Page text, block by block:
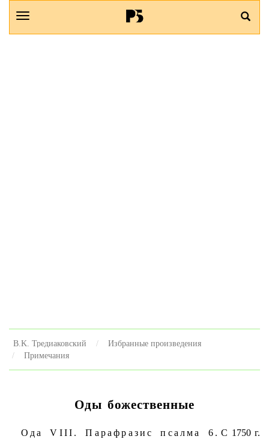
B.K. Тредиаковский
Избранные произведения
Примечания
Оды божественные
Ода VIII. Парафразис псалма 6. С 1750 г.